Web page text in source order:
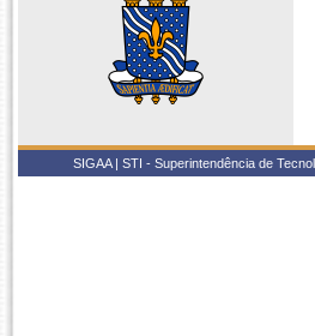
SIGAA | STI - Superintendência de